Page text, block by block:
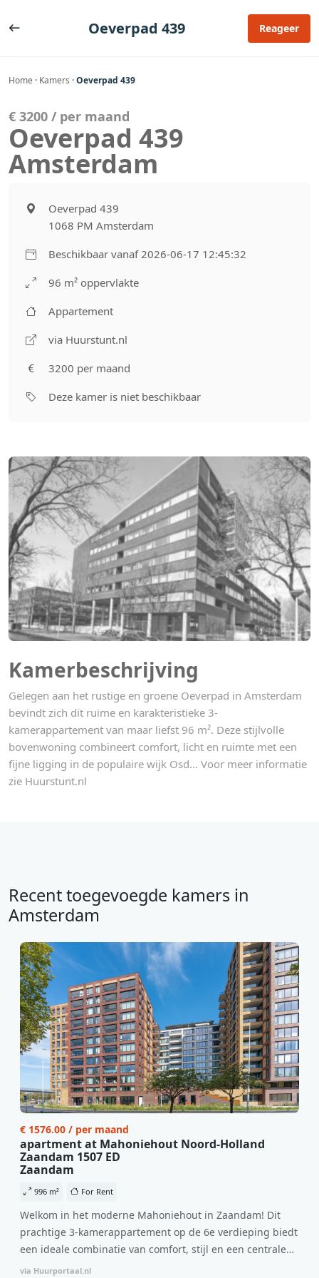
naar
Oeverpad 439 Reageer
Home · Kamers ·Oeverpad 439
Kamerbeschrijving
Gelegen aan het rustige en groene Oeverpad in Amsterdam
bevindt zich dit ruime en karakteristieke 3-
kamerappartement van maar liefst 96 m². Deze stijlvolle
bovenwoning combineert comfort, licht en ruimte met een
fijne ligging in de populaire wijk Osd... Voor meer informatie
zie Huurstunt.nl
€ 3200 / per maand
Oeverpad 439
Amsterdam
Oeverpad 439
1068 PM Amsterdam
Beschikbaar vanaf 2026-06-17 12:45:32
96 m² oppervlakte
Appartement
via Huurstunt.nl
3200 per maand
Deze kamer is niet beschikbaar
Recent toegevoegde kamers in
Amsterdam
€ 1576.00 / per maand
apartment at Mahoniehout Noord-Holland
Zaandam 1507 ED
Zaandam
996 m² For Rent
Welkom in het moderne Mahoniehout in Zaandam! Dit
prachtige 3-kamerappartement op de 6e verdieping biedt
een ideale combinatie van comfort, stijl en een centrale
locatie. Met een huurprijs van €1.576 per maand
via Huurportaal.nl